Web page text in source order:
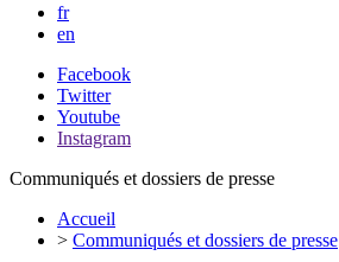
fr
en
Facebook
Twitter
Youtube
Instagram
Communiqués et dossiers de presse
Accueil
> Communiqués et dossiers de presse